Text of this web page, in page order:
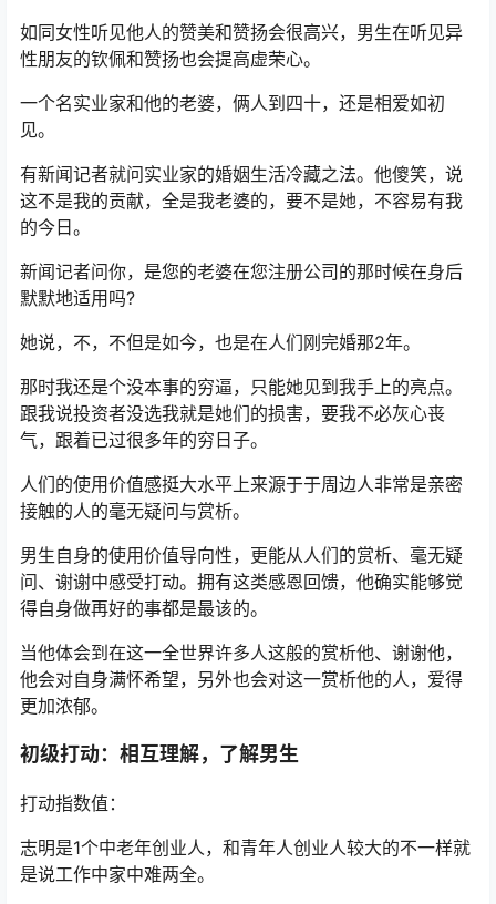
如同女性听见他人的赞美和赞扬会很高兴，男生在听见异
性朋友的钦佩和赞扬也会提高虚荣心。
一个名实业家和他的老婆，俩人到四十，还是相爱如初
见。
有新闻记者就问实业家的婚姻生活冷藏之法。他傻笑，说
这不是我的贡献，全是我老婆的，要不是她，不容易有我
的今日。
新闻记者问你，是您的老婆在您注册公司的那时候在身后
默默地适用吗?
她说，不，不但是如今，也是在人们刚完婚那2年。
那时我还是个没本事的穷逼，只能她见到我手上的亮点。
跟我说投资者没选我就是她们的损害，要我不必灰心丧
气，跟着已过很多年的穷日子。
人们的使用价值感挺大水平上来源于于周边人非常是亲密
接触的人的毫无疑问与赏析。
男生自身的使用价值导向性，更能从人们的赏析、毫无疑
问、谢谢中感受打动。拥有这类感恩回馈，他确实能够觉
得自身做再好的事都是最该的。
当他体会到在这一全世界许多人这般的赏析他、谢谢他，
他会对自身满怀希望，另外也会对这一赏析他的人，爱得
更加浓郁。
初级打动：相互理解，了解男生
打动指数值：
志明是1个中老年创业人，和青年人创业人较大的不一样就
是说工作中家中难两全。